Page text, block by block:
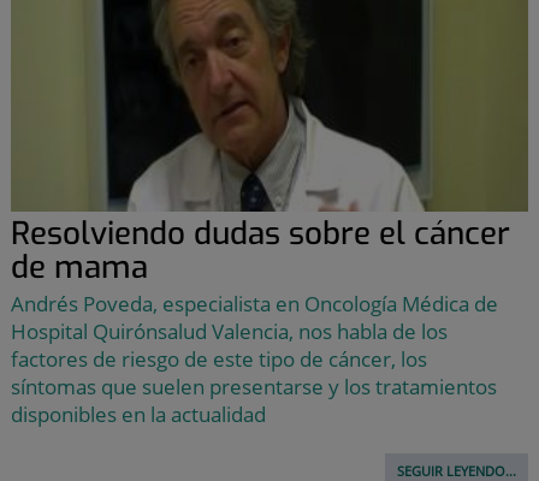
Resolviendo dudas sobre el cáncer
de mama
Andrés Poveda, especialista en Oncología Médica de
Hospital Quirónsalud Valencia, nos habla de los
factores de riesgo de este tipo de cáncer, los
síntomas que suelen presentarse y los tratamientos
disponibles en la actualidad
SEGUIR LEYENDO...